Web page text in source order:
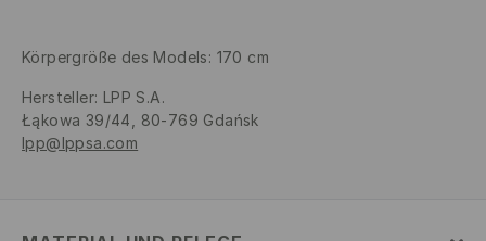
Körpergröße des Models: 170 cm
Hersteller: LPP S.A.
Łąkowa 39/44, 80-769 Gdańsk
lpp@lppsa.com